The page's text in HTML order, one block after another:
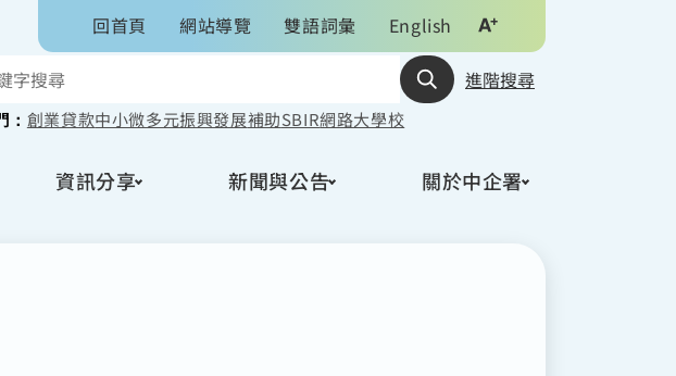
回首頁 網站導覽 雙語詞彙 English
進階搜尋
： 創業貸款中小微多元振興發展補助SBIR網路大學校
資訊分享 新聞與公告 關於中企署